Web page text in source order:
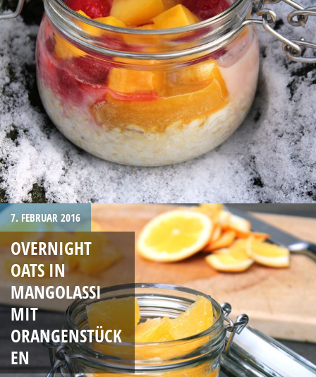
7. FEBRUAR 2016
OVERNIGHT
OATS IN
MANGOLASSI
MIT
ORANGENSTÜCK
EN